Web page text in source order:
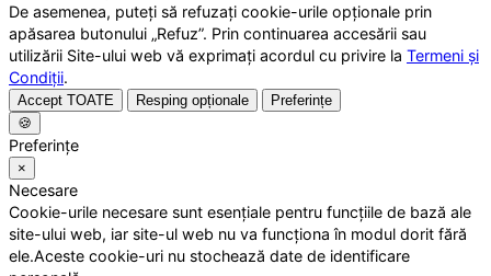
De asemenea, puteți să refuzați cookie-urile opționale prin
apăsarea butonului „Refuz”. Prin continuarea accesării sau
utilizării Site-ului web vă exprimați acordul cu privire la Termeni și
Condiții.
Accept TOATE Resping opționale
Preferințe
🍪
Preferințe
×
Necesare
Cookie-urile necesare sunt esențiale pentru funcțiile de bază ale
site-ului web, iar site-ul web nu va funcționa în modul dorit fără
ele.Aceste cookie-uri nu stochează date de identificare